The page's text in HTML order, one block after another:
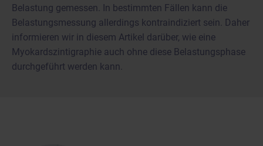
Belastung gemessen. In bestimmten Fällen kann die
Belastungsmessung allerdings kontraindiziert sein. Daher
informieren wir in diesem Artikel darüber, wie eine
Myokardszintigraphie auch ohne diese Belastungsphase
durchgeführt werden kann.